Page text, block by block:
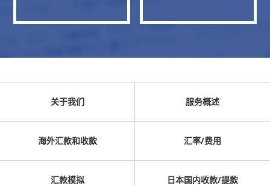
关于我们 服务概述
海外汇款和收款 汇率/费用
汇款模拟 日本国内收款/提款